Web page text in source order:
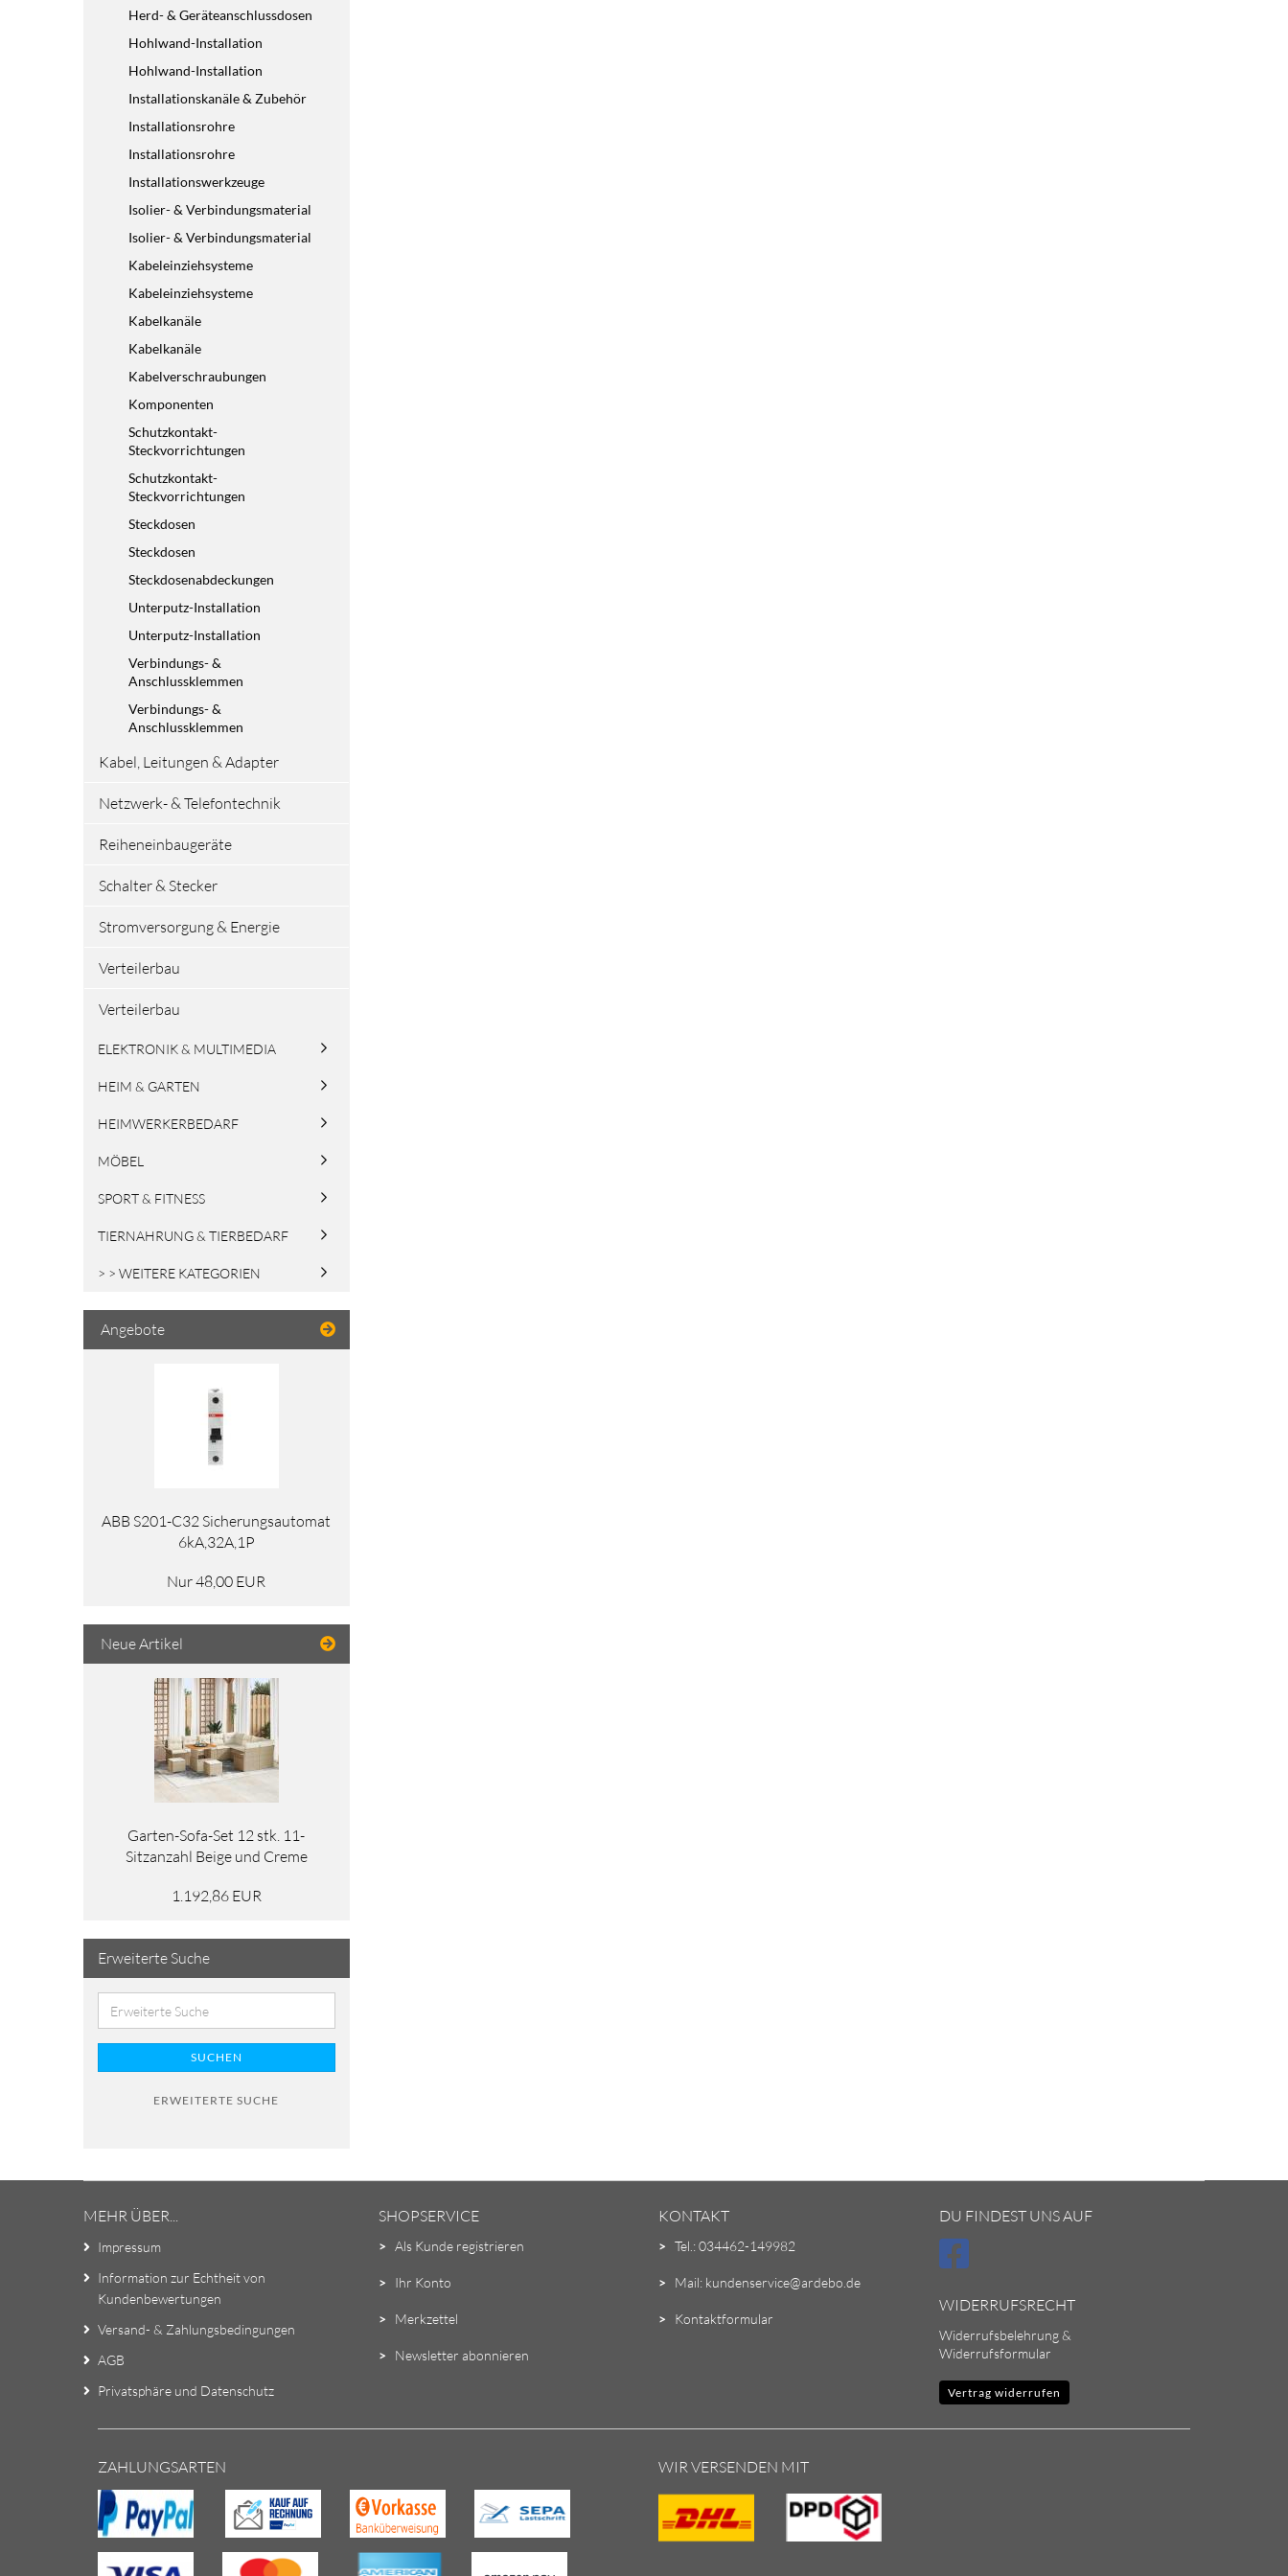
Herd- & Geräteanschlussdosen
Hohlwand-Installation
Hohlwand-Installation
Installationskanäle & Zubehör
Installationsrohre
Installationsrohre
Installationswerkzeuge
Isolier- & Verbindungsmaterial
Isolier- & Verbindungsmaterial
Kabeleinziehsysteme
Kabeleinziehsysteme
Kabelkanäle
Kabelkanäle
Kabelverschraubungen
Komponenten
Schutzkontakt-
Steckvorrichtungen
Schutzkontakt-
Steckvorrichtungen
Steckdosen
Steckdosen
Steckdosenabdeckungen
Unterputz-Installation
Unterputz-Installation
Verbindungs- &
Anschlussklemmen
Verbindungs- &
Anschlussklemmen
Kabel, Leitungen & Adapter
Netzwerk- & Telefontechnik
Reiheneinbaugeräte
Schalter & Stecker
Stromversorgung & Energie
Verteilerbau
Verteilerbau
ELEKTRONIK & MULTIMEDIA
HEIM & GARTEN
HEIMWERKERBEDARF
MÖBEL
SPORT & FITNESS
TIERNAHRUNG & TIERBEDARF
> > WEITERE KATEGORIEN
Angebote
ABB S201-C32 Sicherungsautomat
6kA,32A,1P
Nur 48,00 EUR
Neue Artikel
Garten-Sofa-Set 12 stk. 11-
Sitzanzahl Beige und Creme
1.192,86 EUR
Erweiterte Suche
SUCHEN
ERWEITERTE SUCHE
MEHR ÜBER...
Impressum
Information zur Echtheit von
Kundenbewertungen
Versand- & Zahlungsbedingungen
AGB
Privatsphäre und Datenschutz
SHOPSERVICE
> Als Kunde registrieren
> Ihr Konto
> Merkzettel
> Newsletter abonnieren
KONTAKT
> Tel.: 034462-149982
> Mail: kundenservice@ardebo.de
> Kontaktformular
DU FINDEST UNS AUF
WIDERRUFSRECHT
Widerrufsbelehrung &
Widerrufsformular
Vertrag widerrufen
ZAHLUNGSARTEN WIR VERSENDEN MIT